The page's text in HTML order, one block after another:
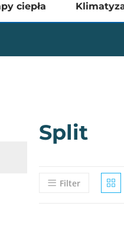
ciepła
Split
Filter